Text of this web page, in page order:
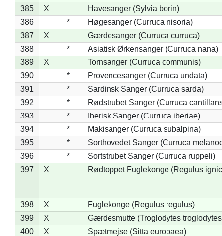
385
X
Havesanger (Sylvia borin)
386
*
Høgesanger (Curruca nisoria)
387
X
Gærdesanger (Curruca curruca)
388
*
Asiatisk Ørkensanger (Curruca nana)
389
X
Tornsanger (Curruca communis)
390
*
Provencesanger (Curruca undata)
391
*
Sardinsk Sanger (Curruca sarda)
392
*
Rødstrubet Sanger (Curruca
393
*
Iberisk Sanger (Curruca iberiae)
394
*
Makisanger (Curruca subalpina)
395
*
Sorthovedet Sanger (Curruca
396
*
Sortstrubet Sanger (Curruca ruppeli)
397
X Rødtoppet Fuglekonge (Regulus
398 X
Fuglekonge (Regulus regulus)
399
X
Gærdesmutte (Troglodytes
400
X
Spætmejse (Sitta europaea)